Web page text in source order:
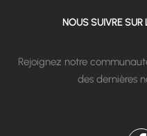
NOUS SUIVRE
Rejoignez notre
des dernières